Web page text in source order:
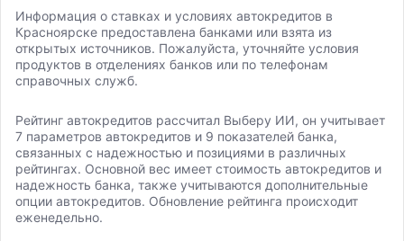
Информация о ставках и условиях автокредитов в
Красноярске предоставлена банками или взята из
открытых источников. Пожалуйста, уточняйте условия
продуктов в отделениях банков или по телефонам
справочных служб.
Рейтинг автокредитов рассчитал Выберу ИИ, он учитывает
7 параметров автокредитов и 9 показателей банка,
связанных с надежностью и позициями в различных
рейтингах. Основной вес имеет стоимость автокредитов и
надежность банка, также учитываются дополнительные
опции автокредитов. Обновление рейтинга происходит
еженедельно.